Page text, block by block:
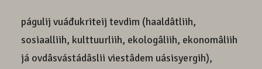
págulij vuáđukriteij tevdim (haaldâtliih,
sosiaalliih, kulttuurliih, ekologâliih, ekonomâliih
já ovdâsvástádâslii viestâdem uásisyergih),